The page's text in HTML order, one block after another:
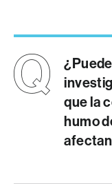
que la
humo